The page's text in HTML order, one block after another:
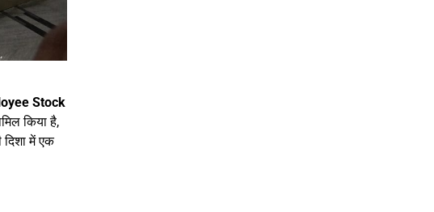
Stock
किया है,
दिशा में एक